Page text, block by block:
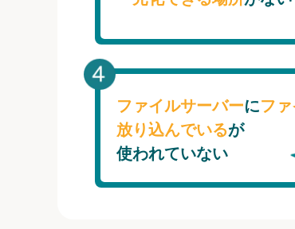
ファイルサーバーにフ
放り込んでいるが
使われていない